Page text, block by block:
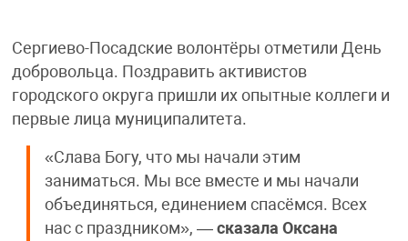
Сергиево-Посадские волонтёры отметили День
добровольца. Поздравить активистов
городского округа пришли их опытные коллеги и
первые лица муниципалитета.
«Слава Богу, что мы начали этим
заниматься. Мы все вместе и мы начали
объединяться, единением спасёмся. Всех
нас с праздником», — сказала Оксана